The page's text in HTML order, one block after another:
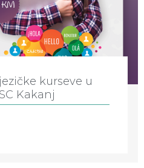
kurseve u
Kakanj